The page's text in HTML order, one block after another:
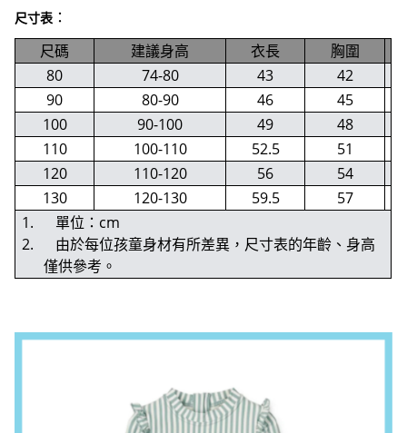
尺寸表 ：
尺碼 建議身高 衣長
胸圍
80
74-80 43
42
90
80-90 46
45
100
90-100 49
48
110
100-110 52.5
51
120
110-120 56
54
130
120-130 59.5
57
1. 單位：cm
2. 由於每位孩童身材有所差異，尺寸表的年齡、身高
僅供參考。